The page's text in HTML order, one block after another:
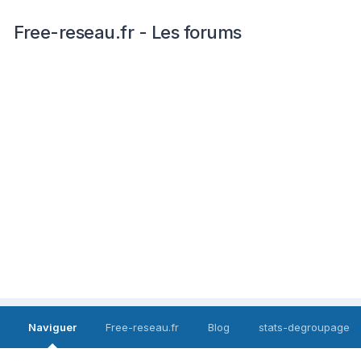
Free-reseau.fr - Les forums
Naviguer Free-reseau.fr Blog stats-degroupage